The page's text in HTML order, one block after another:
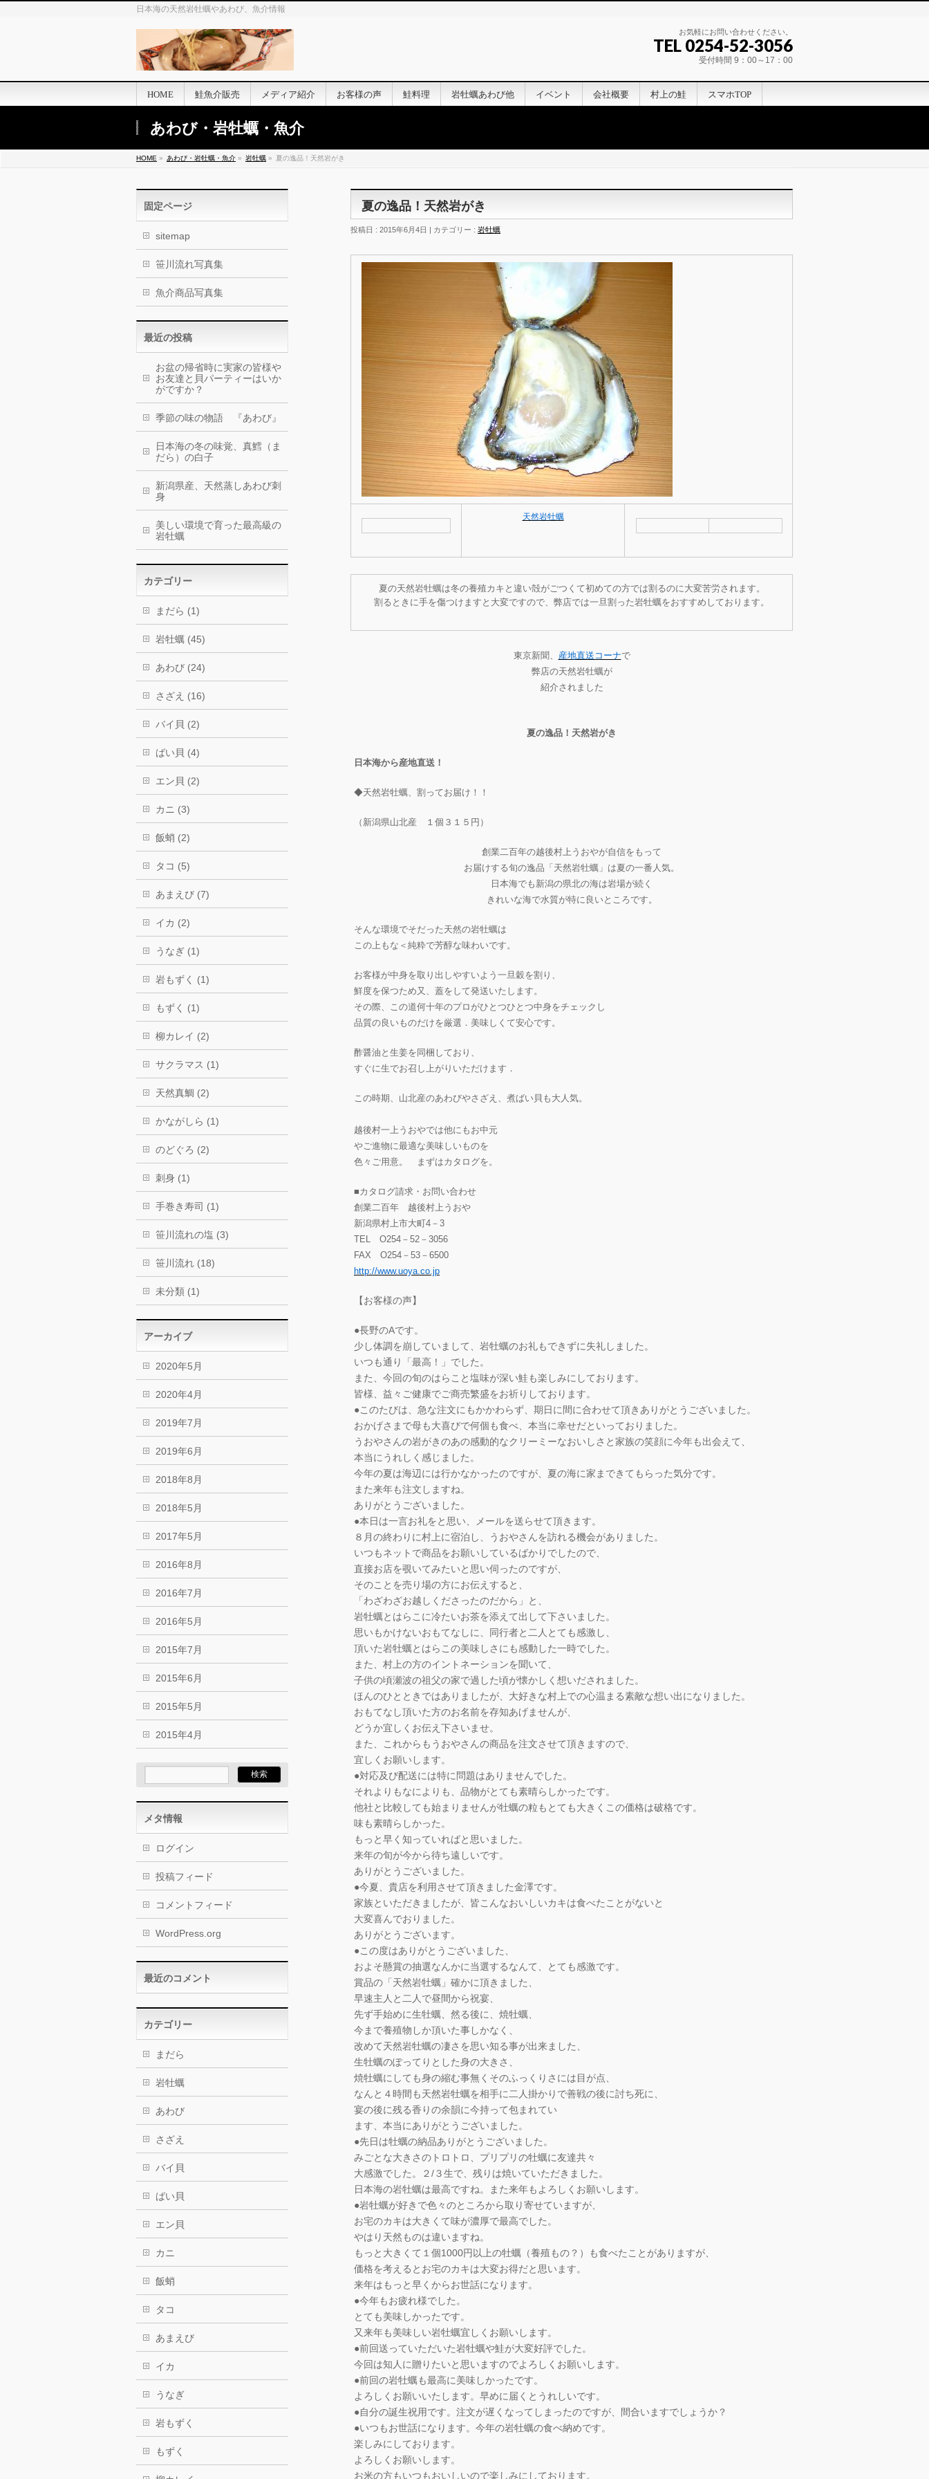
日本海の天然岩牡蠣やあわび、魚介情報
お気軽にお問い合わせください。
TEL 0254-52-3056
受付時間 9：00～17：00
HOME 鮭魚介販売 メディア紹介 お客様の声 鮭料理 岩牡蠣あわび他 イベント 会社概要 村上の鮭 スマホTOP
あわび・岩牡蠣・魚介
HOME » あわび・岩牡蠣・魚介 » 岩牡蠣 » 夏の逸品！天然岩がき
夏の逸品！天然岩がき
投稿日 : 2015年6月4日 | カテゴリー : 岩牡蠣
天然岩牡蠣
夏の天然岩牡蠣は冬の養殖カキと違い殻がごつくて初めての方では割るのに大変苦労されます。
割るときに手を傷つけますと大変ですので、弊店では一旦割った岩牡蠣をおすすめしております。
東京新聞、 産地直送コーナで
弊店の天然岩牡蠣が
紹介されました
夏の逸品！天然岩がき
日本海から産地直送！
◆天然岩牡蠣、割ってお届け！！
（新潟県山北産 １個３１５円）
創業二百年の越後村上うおやが自信をもって
お届けする旬の逸品「天然岩牡蠣」は夏の一番人気。
日本海でも新潟の県北の海は岩場が続く
きれいな海で水質が特に良いところです。
そんな環境でそだった天然の岩牡蠣は
この上もな＜純粋で芳醇な味わいです。
お客様が中身を取り出しやすいよう一旦穀を割り、
鮮度を保つため又、蓋をして発送いたします。
その際、この道何十年のプロがひとつひとつ中身をチェックし
品質の良いものだけを厳選．美味しくて安心です。
酢醤油と生姜を同梱しており、
すぐに生でお召し上がりいただけます．
この時期、山北産のあわびやさざえ、煮ばい貝も大人気。
越後村一上うおやでは他にもお中元
やご進物に最適な美味しいものを
色々ご用意。 まずはカタログを。
■カタログ請求・お問い合わせ
創業二百年 越後村上うおや
新潟県村上市大町4－3
TEL O254－52－3056
FAX O254－53－6500
http://www.uoya.co.jp
【お客様の声】
●長野のAです。
少し体調を崩していまして、岩牡蠣のお礼もできずに失礼しました。
いつも通り「最高！」でした。
また、今回の旬のはらこと塩味が深い鮭も楽しみにしております。
皆様、益々ご健康でご商売繁盛をお祈りしております。
●このたびは、急な注文にもかかわらず、期日に間に合わせて頂きありがとうございました。
おかげさまで母も大喜びで何個も食べ、本当に幸せだといっておりました。
うおやさんの岩がきのあの感動的なクリーミーなおいしさと家族の笑顔に今年も出会えて、
本当にうれしく感じました。
今年の夏は海辺には行かなかったのですが、夏の海に家まできてもらった気分です。
また来年も注文しますね。
ありがとうございました。
●本日は一言お礼をと思い、メールを送らせて頂きます。
８月の終わりに村上に宿泊し、うおやさんを訪れる機会がありました。
いつもネットで商品をお願いしているばかりでしたので、
直接お店を覗いてみたいと思い伺ったのですが、
そのことを売り場の方にお伝えすると、
「わざわざお越しくださったのだから」と、
岩牡蠣とはらこに冷たいお茶を添えて出して下さいました。
思いもかけないおもてなしに、同行者と二人とても感激し、
頂いた岩牡蠣とはらこの美味しさにも感動した一時でした。
また、村上の方のイントネーションを聞いて、
子供の頃瀬波の祖父の家で過した頃が懐かしく想いだされました。
ほんのひとときではありましたが、大好きな村上での心温まる素敵な想い出になりました。
おもてなし頂いた方のお名前を存知あげませんが、
どうか宜しくお伝え下さいませ。
また、これからもうおやさんの商品を注文させて頂きますので、
宜しくお願いします。
●対応及び配送には特に問題はありませんでした。
それよりもなによりも、品物がとても素晴らしかったです。
他社と比較しても始まりませんが牡蠣の粒もとても大きくこの価格は破格です。
味も素晴らしかった。
もっと早く知っていればと思いました。
来年の旬が今から待ち遠しいです。
ありがとうございました。
●今夏、貴店を利用させて頂きました金澤です。
家族といただきましたが、皆こんなおいしいカキは食べたことがないと
大変喜んでおりました。
ありがとうございます。
●この度はありがとうございました、
およそ懸賞の抽選なんかに当選するなんて、とても感激です。
賞品の「天然岩牡蠣」確かに頂きました、
早速主人と二人で昼間から祝宴、
先ず手始めに生牡蠣、然る後に、焼牡蠣、
今まで養殖物しか頂いた事しかなく、
改めて天然岩牡蠣の凄さを思い知る事が出来ました、
生牡蠣のぽってりとした身の大きさ、
焼牡蠣にしても身の縮む事無くそのふっくりさには目が点、
なんと４時間も天然岩牡蠣を相手に二人掛かりで善戦の後に討ち死に、
宴の後に残る香りの余韻に今持って包まれてい
ます、本当にありがとうございました。
●先日は牡蠣の納品ありがとうございました。
みごとな大きさのトロトロ、プリプリの牡蠣に友達共々
大感激でした。２/３生で、残りは焼いていただきました。
日本海の岩牡蠣は最高ですね。また来年もよろしくお願いします。
●岩牡蠣が好きで色々のところから取り寄せていますが、
お宅のカキは大きくて味が濃厚で最高でした。
やはり天然ものは違いますね。
もっと大きくて１個1000円以上の牡蠣（養殖もの？）も食べたことがありますが、
価格を考えるとお宅のカキは大変お得だと思います。
来年はもっと早くからお世話になります。
●今年もお疲れ様でした。
とても美味しかったです。
又来年も美味しい岩牡蠣宜しくお願いします。
●前回送っていただいた岩牡蠣や鮭が大変好評でした。
今回は知人に贈りたいと思いますのでよろしくお願いします。
●前回の岩牡蠣も最高に美味しかったです。
よろしくお願いいたします。早めに届くとうれしいです。
●自分の誕生祝用です。注文が遅くなってしまったのですが、間合いますでしょうか？
●いつもお世話になります。今年の岩牡蠣の食べ納めです。
楽しみにしております。
よろしくお願いします。
お米の方もいつもおいしいので楽しみにしております。
固定ページ
sitemap
笹川流れ写真集
魚介商品写真集
最近の投稿
お盆の帰省時に実家の皆様や
お友達と貝パーティーはいか
がですか？
季節の味の物語 『あわび』
日本海の冬の味覚、真鱈（ま
だら）の白子
新潟県産、天然蒸しあわび刺
身
美しい環境で育った最高級の
岩牡蠣
カテゴリー
まだら (1)
岩牡蠣 (45)
あわび (24)
さざえ (16)
バイ貝 (2)
ばい貝 (4)
エン貝 (2)
カニ (3)
飯蛸 (2)
タコ (5)
あまえび (7)
イカ (2)
うなぎ (1)
岩もずく (1)
もずく (1)
柳カレイ (2)
サクラマス (1)
天然真鯛 (2)
かながしら (1)
のどぐろ (2)
刺身 (1)
手巻き寿司 (1)
笹川流れの塩 (3)
笹川流れ (18)
未分類 (1)
アーカイブ
2020年5月
2020年4月
2019年7月
2019年6月
2018年8月
2018年5月
2017年5月
2016年8月
2016年7月
2016年5月
2015年7月
2015年6月
2015年5月
2015年4月
メタ情報
ログイン
投稿フィード
コメントフィード
WordPress.org
最近のコメント
カテゴリー
まだら
岩牡蠣
あわび
さざえ
バイ貝
ばい貝
エン貝
カニ
飯蛸
タコ
あまえび
イカ
うなぎ
岩もずく
もずく